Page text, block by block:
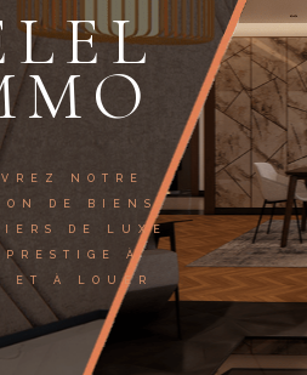
NOTRE
DE BIENS
DE LUXE
PRESTIGE À
ET À LOUER